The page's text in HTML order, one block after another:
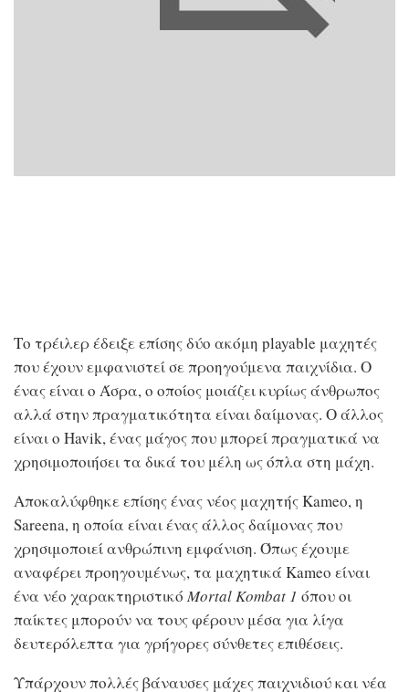
Το τρέιλερ έδειξε επίσης δύο ακόμη playable μαχητές
που έχουν εμφανιστεί σε προηγούμενα παιχνίδια. Ο
ένας είναι ο Άσρα, ο οποίος μοιάζει κυρίως άνθρωπος
αλλά στην πραγματικότητα είναι δαίμονας. Ο άλλος
είναι ο Havik, ένας μάγος που μπορεί πραγματικά να
χρησιμοποιήσει τα δικά του μέλη ως όπλα στη μάχη.
Αποκαλύφθηκε επίσης ένας νέος μαχητής Kameo, η
Sareena, η οποία είναι ένας άλλος δαίμονας που
χρησιμοποιεί ανθρώπινη εμφάνιση. Όπως έχουμε
αναφέρει προηγουμένως, τα μαχητικά Kameo είναι
ένα νέο χαρακτηριστικό Mortal Kombat 1 όπου οι
παίκτες μπορούν να τους φέρουν μέσα για λίγα
δευτερόλεπτα για γρήγορες σύνθετες επιθέσεις.
Υπάρχουν πολλές βάναυσες μάχες παιχνιδιού και νέα